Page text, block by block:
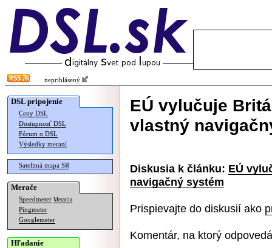
neprihlásený
DSL pripojenie
Ceny DSL
Dostupnosť DSL
Fórum o DSL
Výsledky meraní
Satelitná mapa SR
Merače
Speedmeter Merania
Pingmeter
Googlemeter
Hľadanie
EÚ vylučuje
vlastný
Diskusia k článku: EÚ
navigačný systém
Prispievajte do diskusií ako
Komentár, na ktorý